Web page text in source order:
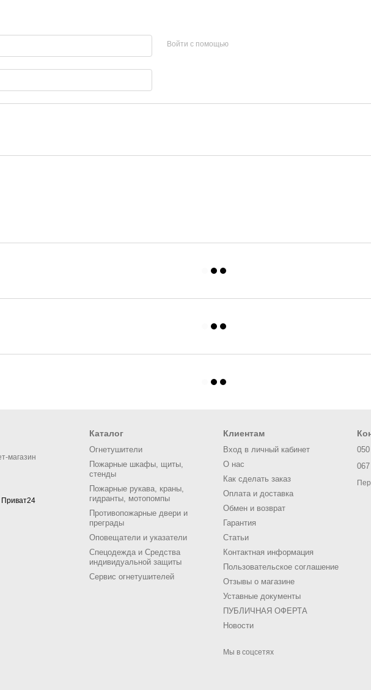
Войти с помощью
магазин
Каталог
Огнетушители
Пожарные шкафы, щиты,
стенды
Пожарные рукава, краны,
гидранты, мотопомпы
Противопожарные двери и
преграды
Оповещатели и указатели
Спецодежда и Средства
индивидуальной защиты
Сервис огнетушителей
Клиентам
Вход в личный кабинет
О нас
Как сделать заказ
Оплата и доставка
Обмен и возврат
Гарантия
Статьи
Контактная информация
Пользовательское соглашение
Отзывы о магазине
Уставные документы
ПУБЛИЧНАЯ ОФЕРТА
Новости
Мы в соцсетях